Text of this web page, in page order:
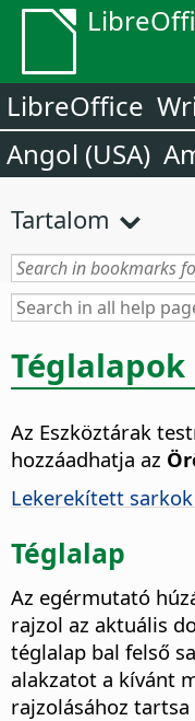
LibreOffice
Angol (USA)
Tartalom
Téglalapok
Az Eszköztárak
hozzáadhatja az
Lekerekített
Téglalap
Az egérmutató
rajzol az aktuális
téglalap bal felső
alakzatot a kívánt
rajzolásához tartsa